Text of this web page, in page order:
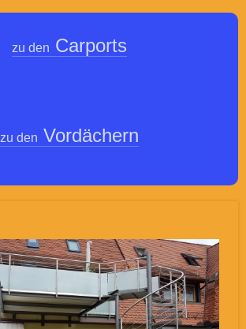
zu den Carports
zu den Vordächern